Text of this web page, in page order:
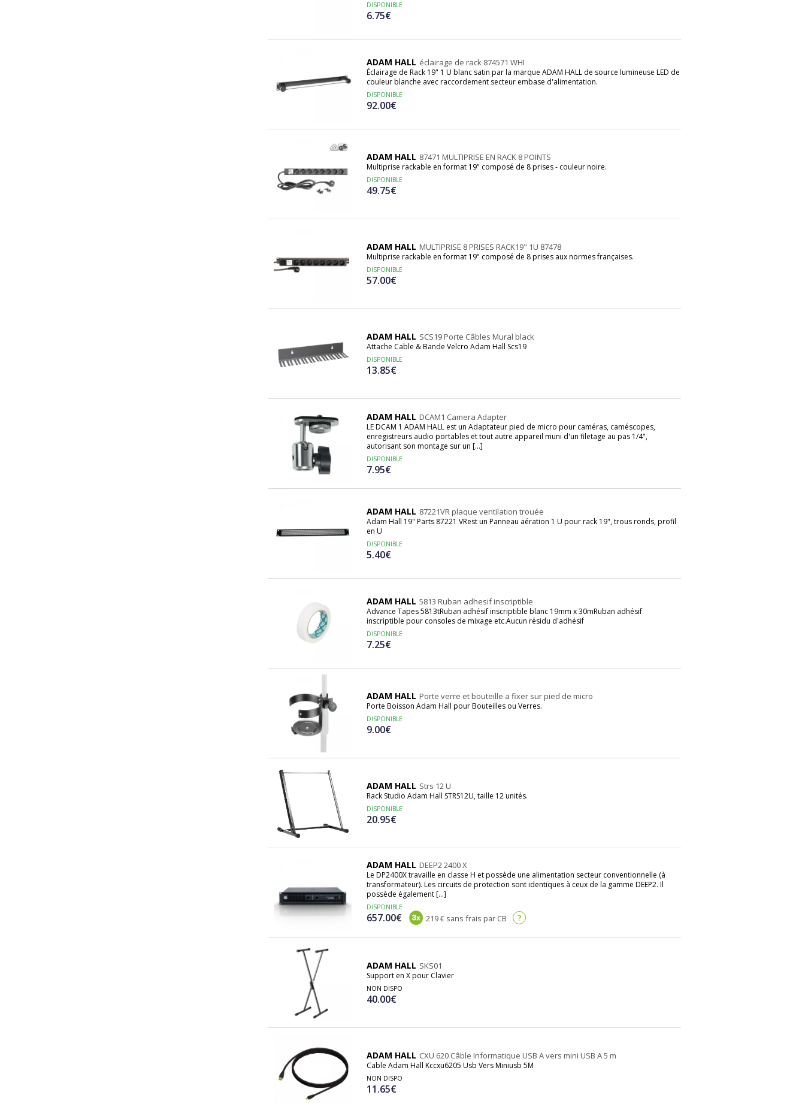
DISPONIBLE
6.75€
ADAM HALL éclairage de rack 874571 WHI
Éclairage de Rack 19" 1 U blanc satin par la marque ADAM HALL de source lumineuse LED de
couleur blanche avec raccordement secteur embase d'alimentation.
DISPONIBLE
92.00€
ADAM HALL 87471 MULTIPRISE EN RACK 8 POINTS
Multiprise rackable en format 19" composé de 8 prises - couleur noire.
DISPONIBLE
49.75€
ADAM HALL MULTIPRISE 8 PRISES RACK19" 1U 87478
Multiprise rackable en format 19" composé de 8 prises aux normes françaises.
DISPONIBLE
57.00€
ADAM HALL SCS19 Porte Câbles Mural black
Attache Cable & Bande Velcro Adam Hall Scs19
DISPONIBLE
13.85€
ADAM HALL DCAM1 Camera Adapter
LE DCAM 1 ADAM HALL est un Adaptateur pied de micro pour caméras, caméscopes,
enregistreurs audio portables et tout autre appareil muni d'un filetage au pas 1/4",
autorisant son montage sur un [...]
DISPONIBLE
7.95€
ADAM HALL 87221VR plaque ventilation trouée
Adam Hall 19" Parts 87221 VRest un Panneau aération 1 U pour rack 19", trous ronds, profil
en U
DISPONIBLE
5.40€
ADAM HALL 5813 Ruban adhesif inscriptible
Advance Tapes 5813tRuban adhésif inscriptible blanc 19mm x 30mRuban adhésif
inscriptible pour consoles de mixage etc.Aucun résidu d'adhésif
DISPONIBLE
7.25€
ADAM HALL Porte verre et bouteille a fixer sur pied de micro
Porte Boisson Adam Hall pour Bouteilles ou Verres.
DISPONIBLE
9.00€
ADAM HALL Strs 12 U
Rack Studio Adam Hall STRS12U, taille 12 unités.
DISPONIBLE
20.95€
ADAM HALL DEEP2 2400 X
Le DP2400X travaille en classe H et possède une alimentation secteur conventionnelle (à
transformateur). Les circuits de protection sont identiques à ceux de la gamme DEEP2. Il
possède également [...]
DISPONIBLE
657.00€ 219 € sans frais par CB ?
ADAM HALL SKS01
Support en X pour Clavier
NON DISPO
40.00€
ADAM HALL CXU 620 Câble Informatique USB A vers mini USB A 5 m
Cable Adam Hall Kccxu6205 Usb Vers Miniusb 5M
NON DISPO
11.65€